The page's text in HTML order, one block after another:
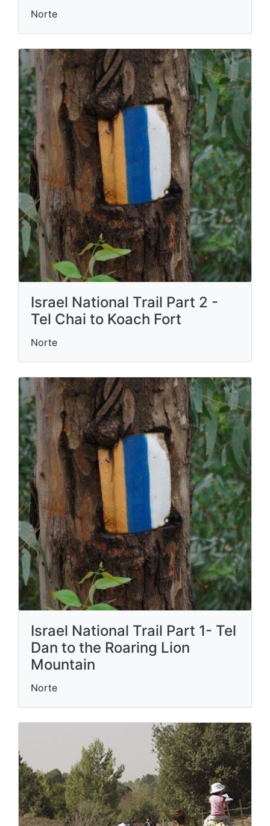
Norte
Israel National Trail Part 2 -
Tel Chai to Koach Fort
Norte
Israel National Trail Part 1- Tel
Dan to the Roaring Lion
Mountain
Norte